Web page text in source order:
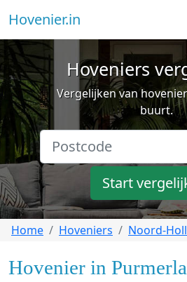
Hovenier.in
Hoveniers
Vergelijken van
buurt.
Start
Home Hoveniers Noord-
Hovenier in